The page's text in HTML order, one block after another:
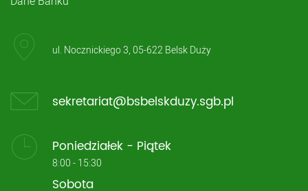
ul. Nocznickiego 3, 05-622 Belsk Duży
sekretariat@bsbelskduzy.sgb.pl
Poniedziałek - Piątek
8:00 - 15:30
Sobota